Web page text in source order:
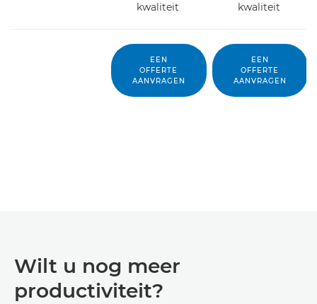
kwaliteit
kwaliteit
EEN
OFFERTE
AANVRAGEN
EEN
OFFERTE
AANVRAGEN
Wilt u nog meer
productiviteit?